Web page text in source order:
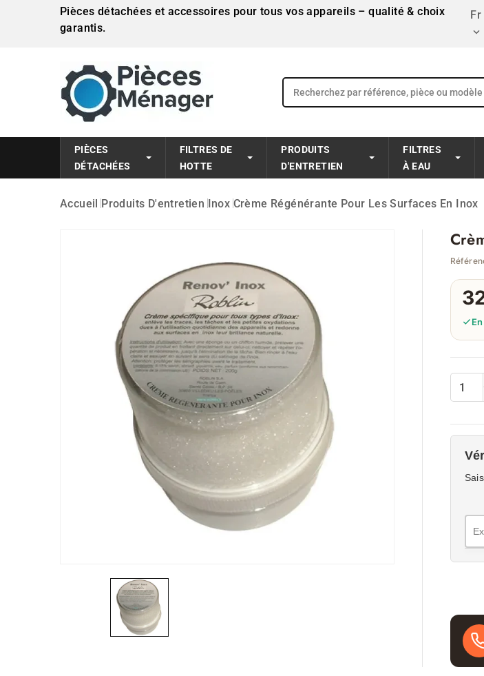
Pièces détachées et accessoires pour tous vos appareils – qualité & choix
garantis.
Fr

PIÈCES
DÉTACHÉES
FILTRES DE
HOTTE
PRODUITS
D'ENTRETIEN
FILTRES
À EAU
Accueil Produits D'entretien Inox Crème Régénérante Pour Les Surfaces En Inox